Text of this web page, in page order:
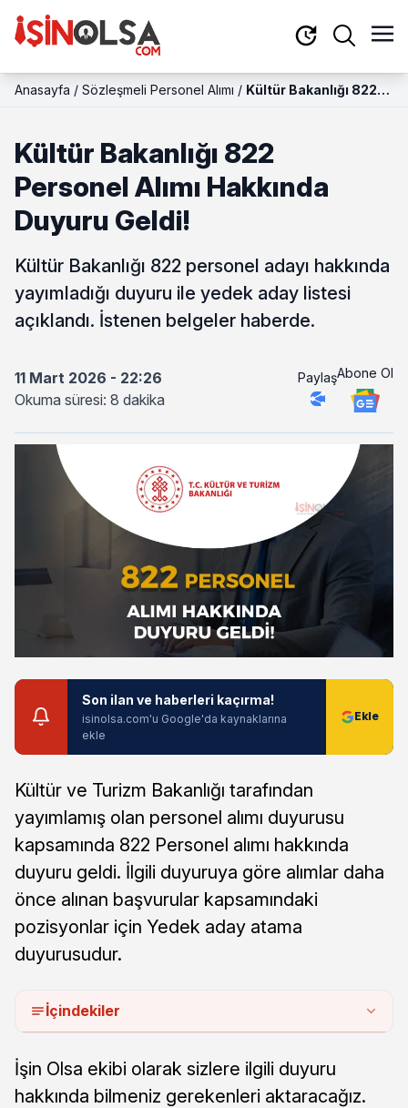
Anasayfa / Sözleşmeli Personel Alımı / Kültür Bakanlığı 822
Geldi!
Kültür Bakanlığı 822
Personel Alımı Hakkında
Duyuru Geldi!
Kültür Bakanlığı 822 personel adayı hakkında
yayımladığı duyuru ile yedek aday listesi
açıklandı. İstenen belgeler haberde.
11 Mart 2026 - 22:26
Okuma süresi: 8 dakika
PaylaşAbone Ol
Son ilan ve haberleri kaçırma!
isinolsa.com'u Google'da kaynaklarına
ekle
Kültür ve Turizm Bakanlığı tarafından
yayımlamış olan personel alımı duyurusu
kapsamında 822 Personel alımı hakkında
duyuru geldi. İlgili duyuruya göre alımlar daha
önce alınan başvurular kapsamındaki
pozisyonlar için Yedek aday atama
duyurusudur.
İçindekiler
İşin Olsa ekibi olarak sizlere ilgili duyuru
hakkında bilmeniz gerekenleri aktaracağız.